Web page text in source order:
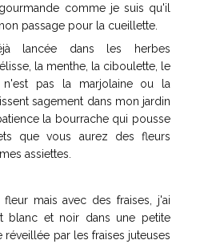
comme je suis qu'il
passage pour la cueillette.
lancée dans les herbes
la menthe, la ciboulette, le
pas la marjolaine ou la
sagement dans mon jardin
la bourrache qui pousse
que vous aurez des fleurs
assiettes.
fleur mais avec des fraises, j'ai
blanc et noir dans une petite
par les fraises juteuses